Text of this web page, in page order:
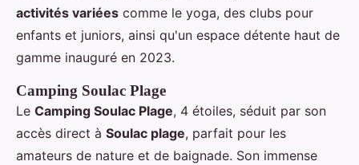
activités variées comme le yoga, des clubs pour
enfants et juniors, ainsi qu'un espace détente haut de
gamme inauguré en 2023.
Camping Soulac Plage
Le Camping Soulac Plage, 4 étoiles, séduit par son
accès direct à Soulac plage, parfait pour les
amateurs de nature et de baignade. Son immense